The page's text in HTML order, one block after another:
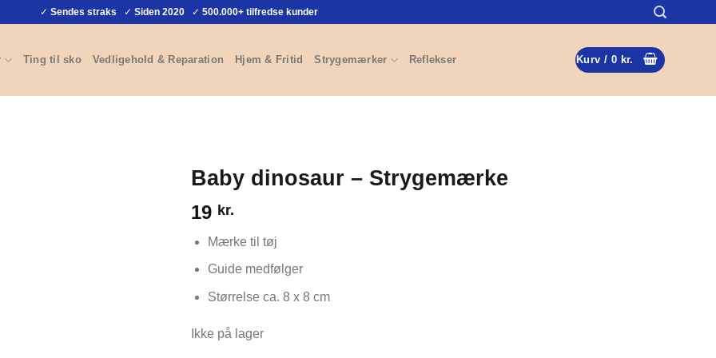
✓ Sendes straks ✓ Siden 2020 ✓ 500.000+ tilfredse kunder
Ting til sko Vedligehold & Reparation Hjem & Fritid Strygemærker Reflekser Kurv / 0 kr.
Baby dinosaur – Strygemærke
19 kr.
Mærke til tøj
Guide medfølger
Størrelse ca. 8 x 8 cm
Ikke på lager